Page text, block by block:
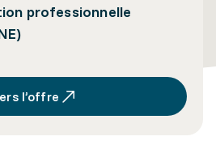
professionnelle
l’offre